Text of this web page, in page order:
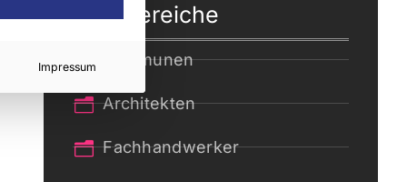
Fachbereiche
Kommunen
Architekten
Fachhandwerker
Impressum